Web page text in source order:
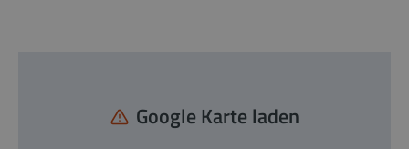
Google Karte laden